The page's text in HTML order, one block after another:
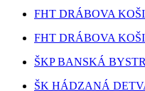
FHT DRÁBOVA
FHT DRÁBOVA
ŠKP BANSKÁ
ŠK HÁDZANÁ